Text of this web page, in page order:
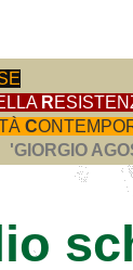
R
C
'GIORGIO